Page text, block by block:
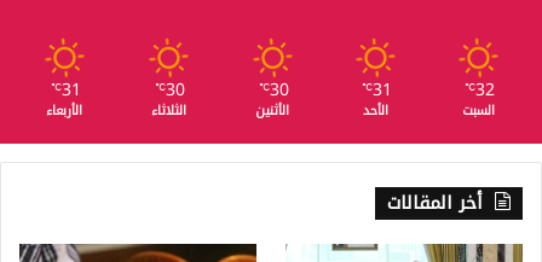
32
℃
السبت
31
℃
الأحد
30
℃
الأثنين
30
℃
الثلاثاء
31
℃
الأربعاء
أخر المقالات